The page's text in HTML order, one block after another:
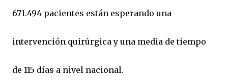
671.494 pacientes están esperando una
intervención quirúrgica y una media de tiempo
de 115 días a nivel nacional.